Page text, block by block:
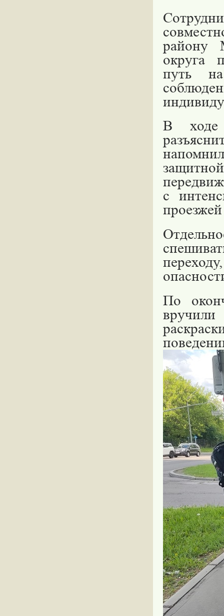
району
округа
путь
В ходе
с
По